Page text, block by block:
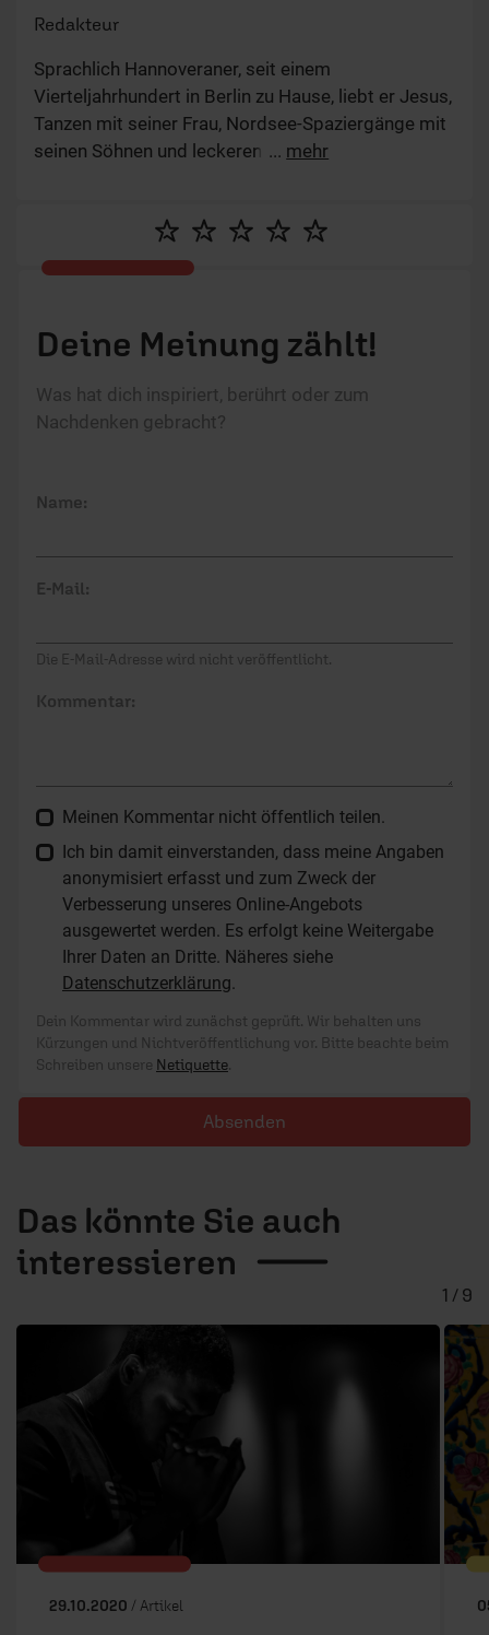
Redakteur
Sprachlich Hannoveraner, seit einem
Vierteljahrhundert in Berlin zu Hause, liebt er Jesus,
Tanzen mit seiner Frau, Nordsee-Spaziergänge mit
seinen Söhnen und leckeren Fisch. Von Gott ist er
... mehr
Deine Meinung zählt!
Was hat dich inspiriert, berührt oder zum
Nachdenken gebracht?
Name:
E-Mail:
Die E-Mail-Adresse wird nicht veröffentlicht.
Kommentar:
Meinen Kommentar nicht öffentlich teilen.
Ich bin damit einverstanden, dass meine Angaben
anonymisiert erfasst und zum Zweck der
Verbesserung unseres Online-Angebots
ausgewertet werden. Es erfolgt keine Weitergabe
Ihrer Daten an Dritte. Näheres siehe
Datenschutzerklärung.
Dein Kommentar wird zunächst geprüft. Wir behalten uns
Kürzungen und Nichtveröffentlichung vor. Bitte beachte beim
Schreiben unsere Netiquette.
Absenden
Das könnte Sie auch
interessieren
29.10.2020 / Artikel
1 / 9